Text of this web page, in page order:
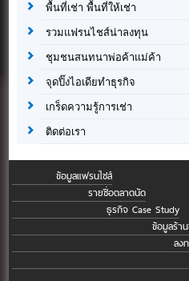
พื้นที่เช่า พื้นที่ให้เช่า
รวมแฟรนไชส์น่าลงทุน
ชุมชนสนทนาพ่อค้าแม่ค้า
จุดปิ๊งไอเดียทำธุรกิจ
เกร็ดความรู้การเช่า
ติดต่อเรา
ข้อมูลแฟรนไชส์
รายชื่อตลาดนัด
ธุรกิจ Case Study
ข้อมูลร้า
ลง